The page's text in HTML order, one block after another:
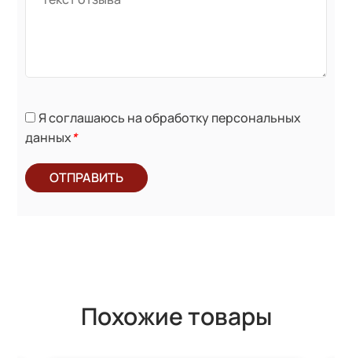
Я соглашаюсь на обработку персональных
данных*
ОТПРАВИТЬ
Похожие товары